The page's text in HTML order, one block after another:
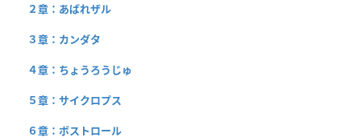
２章：あばれザル
３章：カンダタ
４章：ちょうろうじゅ
５章：サイクロプス
６章：ボストロール